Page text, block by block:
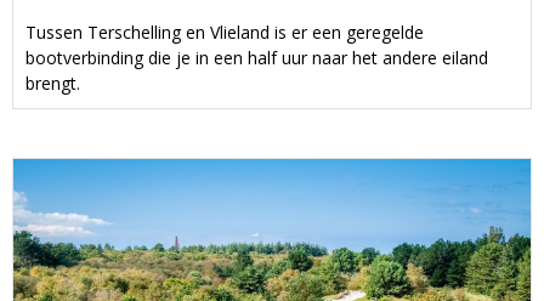
Tussen Terschelling en Vlieland is er een geregelde
bootverbinding die je in een half uur naar het andere eiland
brengt.